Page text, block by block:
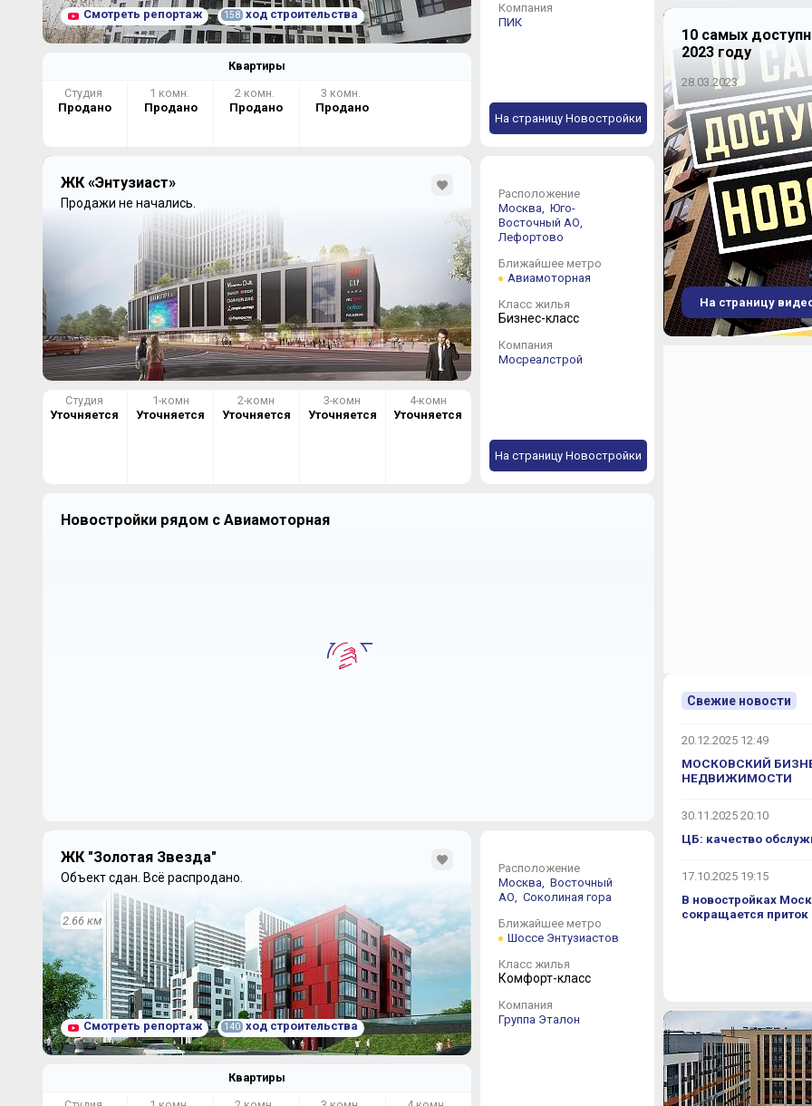
Смотреть репортаж 158 ход строительства
Квартиры
Студия
Продано
1 комн.
Продано
2 комн.
Продано
3 комн.
Продано
Компания
ПИК
На страницу Новостройки
ЖК «Энтузиаст»
Продажи не начались.
Студия
Уточняется
1-комн
Уточняется
2-комн
Уточняется
3-комн
Уточняется
4-комн
Уточняется
Расположение
Москва, Юго-
Восточный АО,
Лефортово
Ближайшее метро
Авиамоторная
Класс жилья
Бизнес-класс
Компания
Мосреалстрой
На страницу Новостройки
Новостройки рядом с Авиамоторная
ЖК "Золотая Звезда"
Объект сдан. Всё распродано.
2.66 км
Смотреть репортаж 140 ход строительства
Квартиры
Расположение
Москва, Восточный
АО, Соколиная гора
Ближайшее метро
Шоссе Энтузиастов
Класс жилья
Комфорт-класс
Компания
Группа Эталон
на бывших
Баранова
компании
Один из
метро –ЖК
каркасное
бывшего
купить
(дочернее
генеральный
Грандиозный и
компании
Победителем
«Моспроект-
офисами,
голландского
Десятилетиями
обеспеченными. В
числе № 1228 с
ВУЗов. Недалеко
семью прудами,
Лефортово. Как
Экология в
Экологическая
выбрасывая в
азота, хлор, бензол
фактора – шоссе
сопутствующими
Резюме
10 самых
2023 году
28.03.2023
На страницу
Свежие новости
20.12.2025 12:49
МОСКОВСКИЙ
НЕДВИЖИМОСТИ
30.11.2025 20:10
ЦБ: качество
17.10.2025 19:15
В новостройках
сокращается